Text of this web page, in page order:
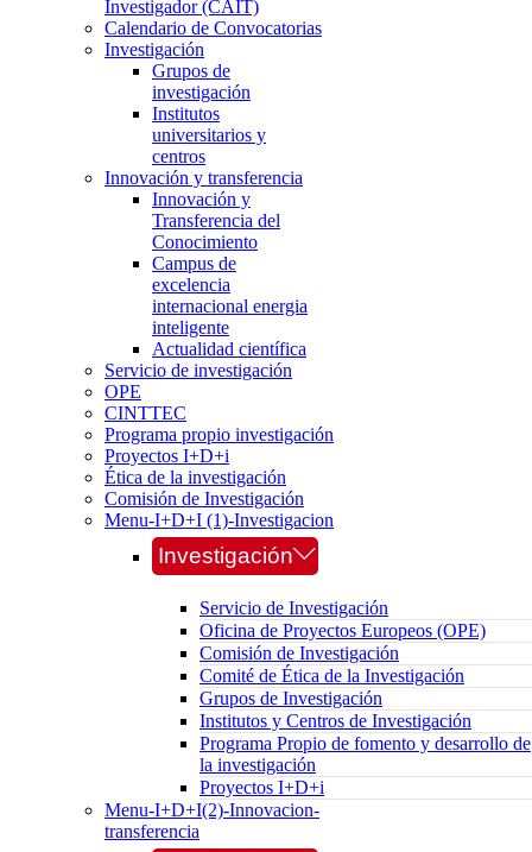
Investigador (CAIT)
Calendario de Convocatorias
Investigación
Grupos de
investigación
Institutos
universitarios y
centros
Innovación y transferencia
Innovación y
Transferencia del
Conocimiento
Campus de
excelencia
internacional energia
inteligente
Actualidad científica
Servicio de investigación
OPE
CINTTEC
Programa propio investigación
Proyectos I+D+i
Ética de la investigación
Comisión de Investigación
Menu-I+D+I (1)-Investigacion
Investigación
Servicio de Investigación
Oficina de Proyectos Europeos (OPE)
Comisión de Investigación
Comité de Ética de la Investigación
Grupos de Investigación
Institutos y Centros de Investigación
Programa Propio de fomento y desarrollo de
la investigación
Proyectos I+D+i
Menu-I+D+I(2)-Innovacion-
transferencia